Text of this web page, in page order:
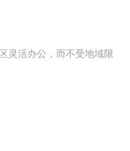
灵活办公，而不受地域限